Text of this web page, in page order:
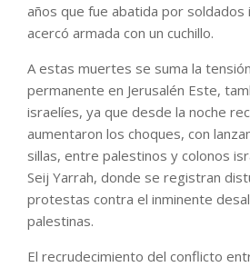
años que fue abatida por soldados
acercó armada con un cuchillo.
A estas muertes se suma la
permanente en Jerusalén Este,
israelíes, ya que desde la noche
aumentaron los choques, con
sillas, entre palestinos y colonos
Seij Yarrah, donde se registran
protestas contra el inminente
palestinas.
El recrudecimiento del conflicto